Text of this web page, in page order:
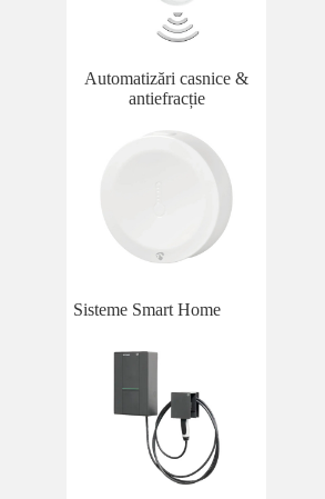
Automatizări casnice &
antiefracție
Sisteme Smart Home